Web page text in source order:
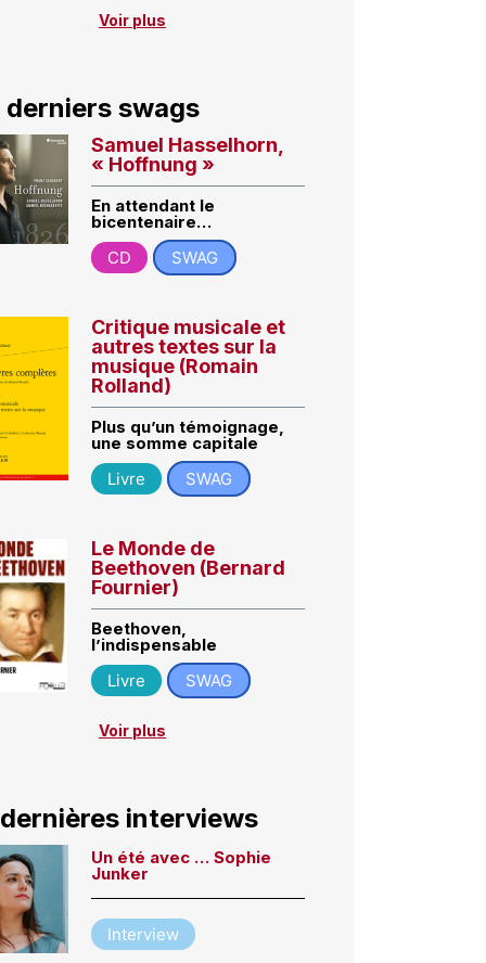
Voir plus
derniers swags
Samuel Hasselhorn,
« Hoffnung »
En attendant le
bicentenaire…
CD
SWAG
Critique musicale et
autres textes sur la
musique (Romain
Rolland)
Plus qu’un témoignage,
une somme capitale
Livre
SWAG
Le Monde de
Beethoven (Bernard
Fournier)
Beethoven,
l’indispensable
Livre
SWAG
Voir plus
interviews
Un été avec … Sophie
Junker
Interview